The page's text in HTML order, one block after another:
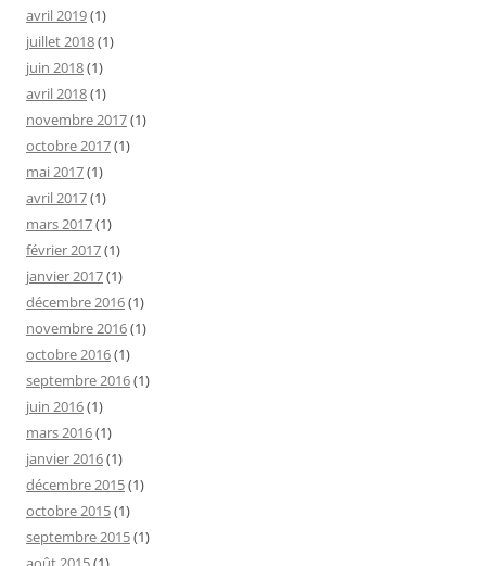
avril 2019(1)
juillet 2018(1)
juin 2018(1)
avril 2018(1)
novembre 2017(1)
octobre 2017(1)
mai 2017(1)
avril 2017(1)
mars 2017(1)
février 2017(1)
janvier 2017(1)
décembre 2016(1)
novembre 2016(1)
octobre 2016(1)
septembre 2016(1)
juin 2016(1)
mars 2016(1)
janvier 2016(1)
décembre 2015(1)
octobre 2015(1)
septembre 2015(1)